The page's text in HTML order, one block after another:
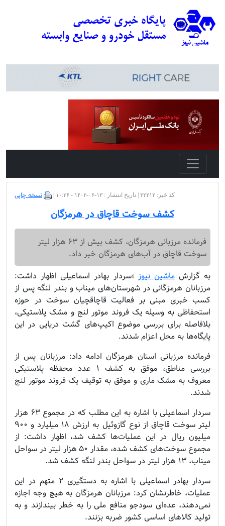
کد خبر: ۳۲۲۱۲ | تاریخ انتشار : ۱۳-۰۶-۱۴۰۲ - ۱۰:۳۶ | نسخه چاپی
کشف سوخت قاچاق در هرمزگان
فرمانده مرزبانی هرمزگان، کشف بیش از ۶۳ هزار لیتر
سوخت قاچاق در آب‌های هرمزگان خبر داد.
به گزارشماشین نیوز ؛سردار بهادر اسماعیلی اظهار داشت:
مرزبانان هرمزگانی در شهرستان‌های میناب و بندر لنگه پس از
کسب خبری مبنی بر فعالیت قاچاقچیان سوخت در حوزه
استحفاظی به وسیله یک فروند موتور لنج و مشک پلاستیکی،
بلافاصله برای بررسی موضوع اکیپ‌های گشت دریایی در این
پایگاه‌ها به محل اعزام شدند.
فرمانده مرزبانی استان هرمزگان ادامه داد: مرزبانان پس از
بررسی مناطق، موفق به کشف ۱ عدد محفظه پلاستیکی
معروف به مشک ماری و موفق به توقیف یک فروند موتور لنج
شدند.
سردار اسماعیلی با اشاره به این مطلب که در مجموع ۶۳ هزار
لیتر سوخت قاچاق از نوع گازوئیل به ارزش ۱۸ میلیارد و ۹۰۰
میلیون ریال در این عملیات‌ها کشف شد، اظهار داشت: از
مجموع سوخت‌های کشف شده، مقدار ۵۰ هزار لیتر در سواحل
میناب، ۱۳ هزار لیتر در سواحل بندر لنگه کشف شد.
سردار بهادر اسماعیلی با اشاره به دستگیری ۲ متهم در این
عملیات، خاطرنشان کرد: مرزبانان هرمزگان به هیچ وجه اجازه
نمی‌دهند، عده‌ای سودجو منافع ملی را به خطر بیندازند و به
تولید کالاهای اساسی کشور ضربه بزنند.